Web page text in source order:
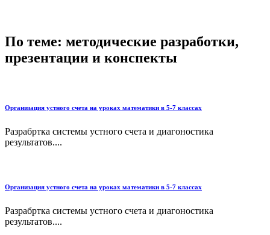
По теме: методические разработки,
презентации и конспекты
Организация устного счета на уроках математики в 5-7 классах
Разрабртка системы устного счета и диагоностика
результатов....
Организация устного счета на уроках математики в 5-7 классах
Разрабртка системы устного счета и диагоностика
результатов....